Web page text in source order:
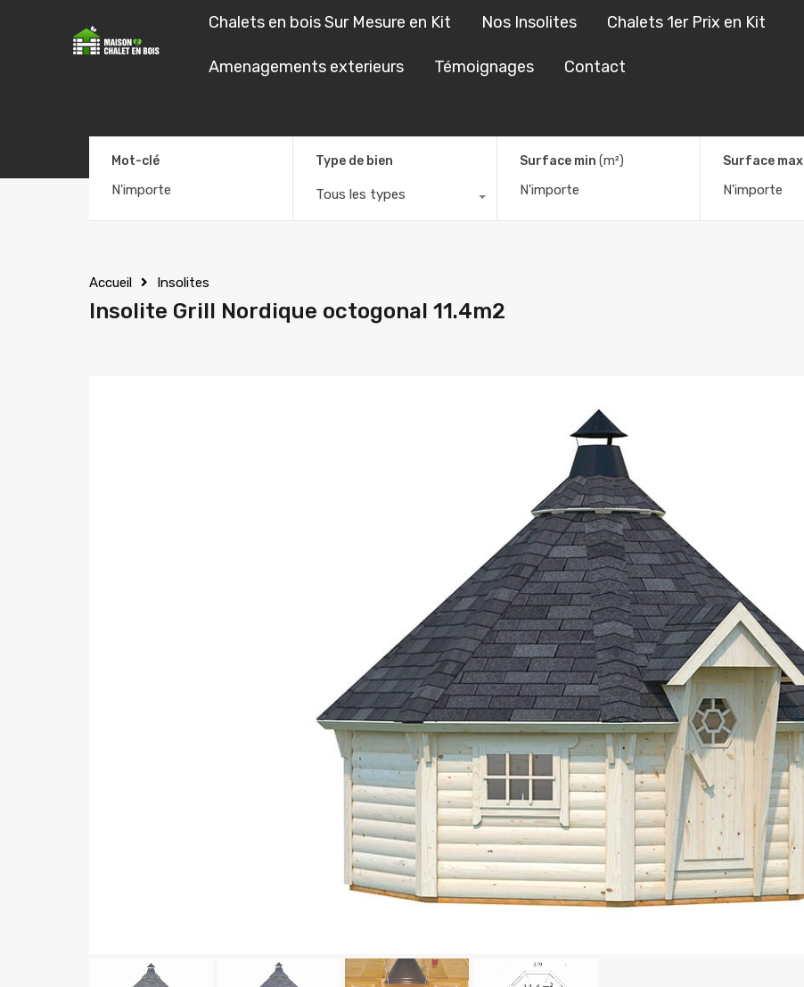
Chalets en bois Sur Mesure en Kit Nos Insolites Chalets 1er Prix en Kit
Amenagements exterieurs Témoignages Contact
Mot-clé Type de bien
Tous les types
Surface min (m²) Surface max
Accueil Insolites
Insolite Grill Nordique octogonal 11.4m2